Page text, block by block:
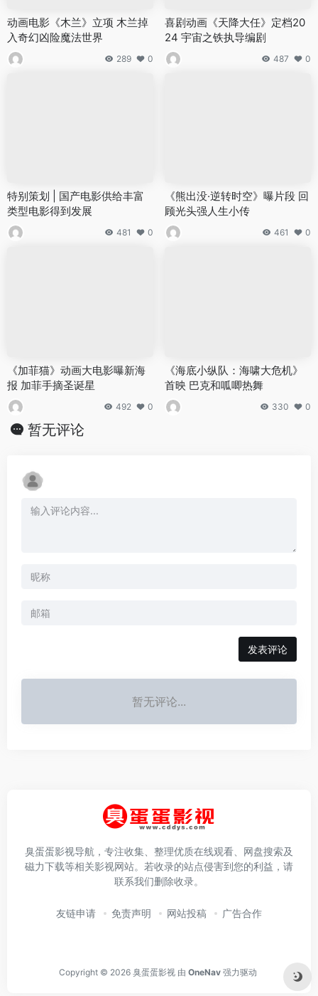
动画电影《木兰》立项 木兰掉
入奇幻凶险魔法世界
289 0
喜剧动画《天降大任》定档20
24 宇宙之铁执导编剧
487 0
特别策划 | 国产电影供给丰富
类型电影得到发展
481 0
《熊出没·逆转时空》曝片段 回
顾光头强人生小传
461 0
《加菲猫》动画大电影曝新海
报 加菲手摘圣诞星
492 0
《海底小纵队：海啸大危机》
首映 巴克和呱唧热舞
330 0
暂无评论
发表评论
暂无评论...
臭蛋蛋影视导航，专注收集、整理优质在线观看、网盘搜索及
磁力下载等相关影视网站。若收录的站点侵害到您的利益，请
联系我们删除收录。
友链申请 免责声明 网站投稿 广告合作
Copyright © 2026 臭蛋蛋影视 由 OneNav 强力驱动